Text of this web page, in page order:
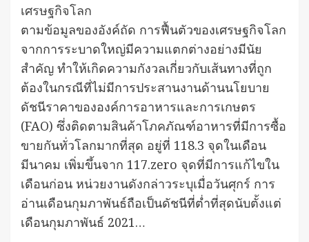
เศรษฐกิจโลก
ตามข้อมูลของอังค์ถัด การฟื้นตัวของเศรษฐกิจโลก
จากการระบาดใหญ่มีความแตกต่างอย่างมีนัย
สำคัญ ทำให้เกิดความกังวลเกี่ยวกับเส้นทางที่ถูก
ต้องในกรณีที่ไม่มีการประสานงานด้านนโยบาย
ดัชนีราคาขององค์การอาหารและการเกษตร
(FAO) ซึ่งติดตามสินค้าโภคภัณฑ์อาหารที่มีการซื้อ
ขายกันทั่วโลกมากที่สุด อยู่ที่ 118.3 จุดในเดือน
มีนาคม เพิ่มขึ้นจาก 117.zero จุดที่มีการแก้ไขใน
เดือนก่อน หน่วยงานดังกล่าวระบุเมื่อวันศุกร์ การ
อ่านเดือนกุมภาพันธ์ถือเป็นดัชนีที่ต่ำที่สุดนับตั้งแต่
เดือนกุมภาพันธ์ 2021…